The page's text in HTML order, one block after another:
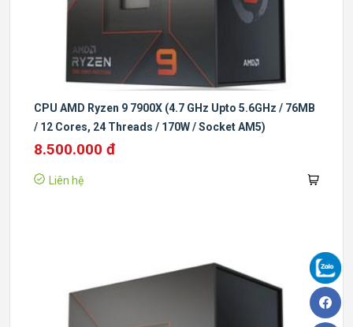
CPU AMD Ryzen 9 7900X (4.7 GHz Upto 5.6GHz / 76MB
/ 12 Cores, 24 Threads / 170W / Socket AM5)
8.500.000 đ
Liên hệ